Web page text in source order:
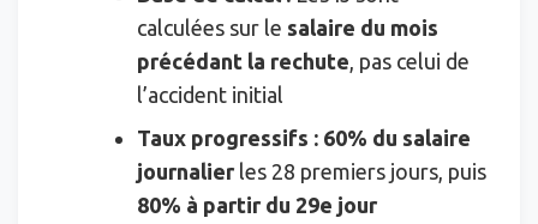
calculées sur le salaire du mois
précédant la rechute , pas celui de
l’accident initial
Taux progressifs : 60% du salaire
journalier les 28 premiers jours, puis
80% à partir du 29e jour